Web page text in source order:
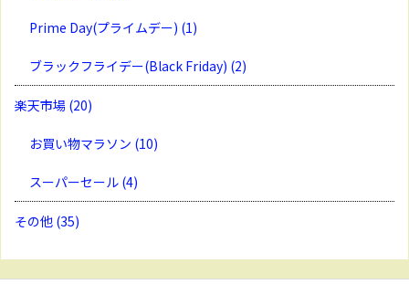
Prime Day(プライムデー) (1)
ブラックフライデー(Black Friday) (2)
楽天市場 (20)
お買い物マラソン (10)
スーパーセール (4)
その他 (35)